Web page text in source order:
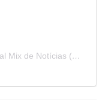
Uma publicação compartilhada por Portal Mix de Notícias (@portalmixdenoticias)